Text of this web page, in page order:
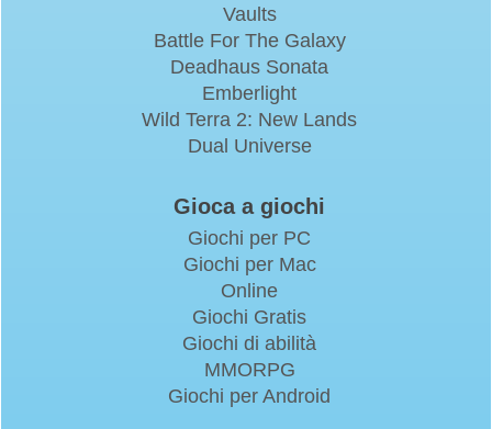
Vaults
Battle For The Galaxy
Deadhaus Sonata
Emberlight
Wild Terra 2: New Lands
Dual Universe
Gioca a giochi
Giochi per PC
Giochi per Mac
Online
Giochi Gratis
Giochi di abilità
MMORPG
Giochi per Android